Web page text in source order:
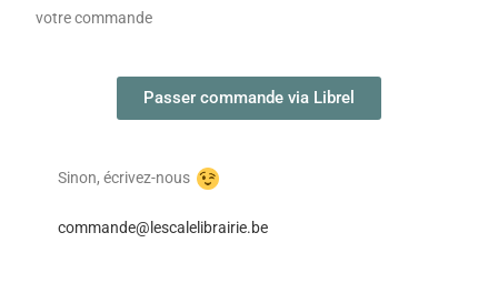
votre commande
Passer commande via Librel
Sinon, écrivez-nous
commande@lescalelibrairie.be